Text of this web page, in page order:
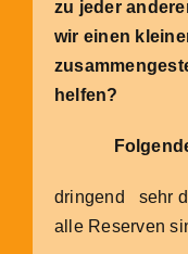
zu jeder
wir einen
helfen?
dringend sehr
alle Reserven